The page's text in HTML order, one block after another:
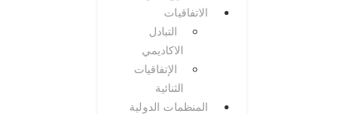
الاتفاقيات
التبادل
الاكاديمي
الإتفاقيات
الثنائية
المنظمات الدولية